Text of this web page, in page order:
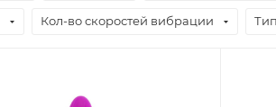
Кол-во скоростей вибрации